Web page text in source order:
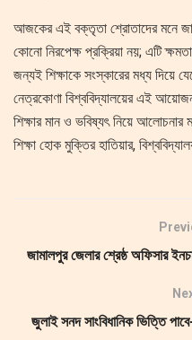
আজকের এই বক্তৃতা শ্রোতাদের মনে
কোনো নিরপেক্ষ প্রক্রিয়া নয়; এটি
জন্যই শিক্ষাকে সংস্কারের মধ্য দিয়ে
নেত্রকোণা বিশ্ববিদ্যালয়ের এই
শিক্ষার মান ও ভবিষ্যৎ নিয়ে আলোচনার
শিক্ষা হোক মুক্তির হাতিয়ার,
জামালপুর জেলার শ্রেষ্ঠ অফিসার
জুলাই সনদ সাংবিধানিক ভিত্তি